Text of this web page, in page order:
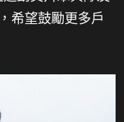
希望鼓勵更多戶